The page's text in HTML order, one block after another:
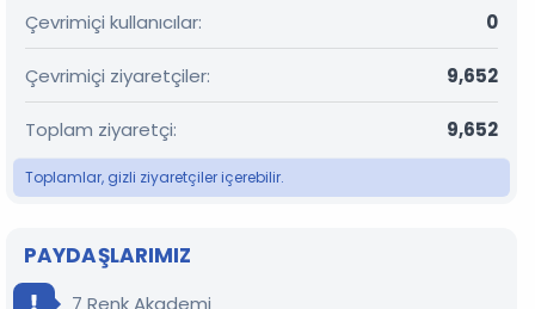
Çevrimiçi kullanıcılar 0
Çevrimiçi ziyaretçiler 9,652
Toplam ziyaretçi 9,652
Toplamlar, gizli ziyaretçiler içerebilir.
PAYDAŞLARIMIZ